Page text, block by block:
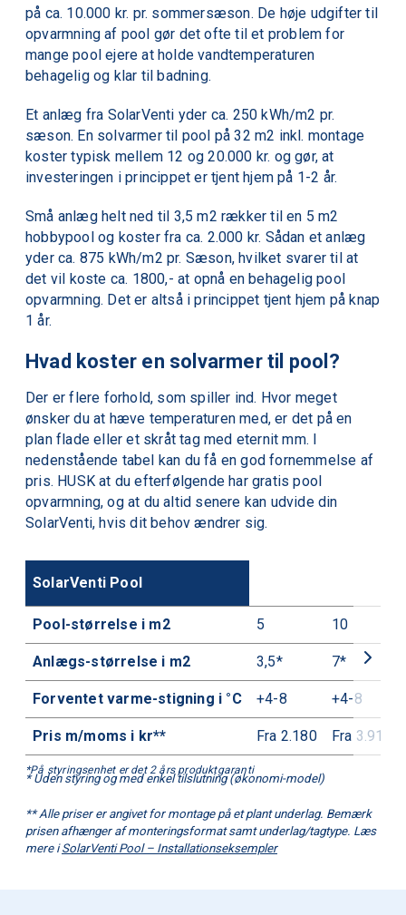
på ca. 10.000 kr. pr. sommersæson. De høje udgifter til
opvarmning af pool gør det ofte til et problem for
mange pool ejere at holde vandtemperaturen
behagelig og klar til badning.
Et anlæg fra SolarVenti yder ca. 250 kWh/m2 pr.
sæson. En solvarmer til pool på 32 m2 inkl. montage
koster typisk mellem 12 og 20.000 kr. og gør, at
investeringen i princippet er tjent hjem på 1-2 år.
Små anlæg helt ned til 3,5 m2 rækker til en 5 m2
hobbypool og koster fra ca. 2.000 kr. Sådan et anlæg
yder ca. 875 kWh/m2 pr. Sæson, hvilket svarer til at
det vil koste ca. 1800,- at opnå en behagelig pool
opvarmning. Det er altså i princippet tjent hjem på knap
1 år.
Hvad koster en solvarmer til pool?
Der er flere forhold, som spiller ind. Hvor meget
ønsker du at hæve temperaturen med, er det på en
plan flade eller et skråt tag med eternit mm. I
nedenstående tabel kan du få en god fornemmelse af
pris. HUSK at du efterfølgende har gratis pool
opvarmning, og at du altid senere kan udvide din
SolarVenti, hvis dit behov ændrer sig.
SolarVenti Pool
Pool-størrelse i m2 5 10
Anlægs-størrelse i m2 3,5* 7*
Forventet varme-stigning i °C +4-8 +4-8
Pris m/moms i kr** Fra 2.180 Fra 3.912
* Uden styring og med enkel tilslutning (økonomi-model)
** Alle priser er angivet for montage på et plant underlag. Bemærk
prisen afhænger af monteringsformat samt underlag/tagtype. Læs
mere iSolarVenti Pool – Installationseksempler